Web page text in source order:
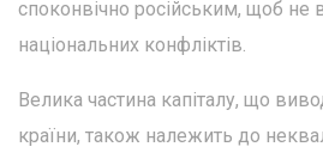
споконвічно російським, щоб не
національних конфліктів.
Велика частина капіталу, що
країни, також належить до